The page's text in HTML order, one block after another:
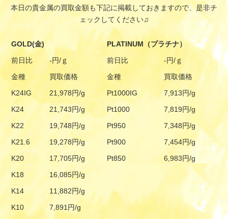
本日の貴金属の買取金額も下記に掲載しておきますので、是非チ
ェックしてください♫
GOLD(金)
PLATINUM（プラチナ）
前日比
-円/ｇ 前日比
-円/ｇ
金種
買取価格 金種
買取価格
K24IG
21,978円/g Pt1000IG
7,913円/g
K24
21,743円/g Pt1000
7,819円/g
K22
19,748円/g Pt950
7,348円/g
K21.6
19,278円/g Pt900
7,454円/g
K20
17,705円/g Pt850
6,983円/g
K18
16,085円/g
K14
11,882円/g
K10
7,891円/g